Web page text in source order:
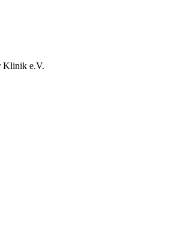
Klinik e.V.